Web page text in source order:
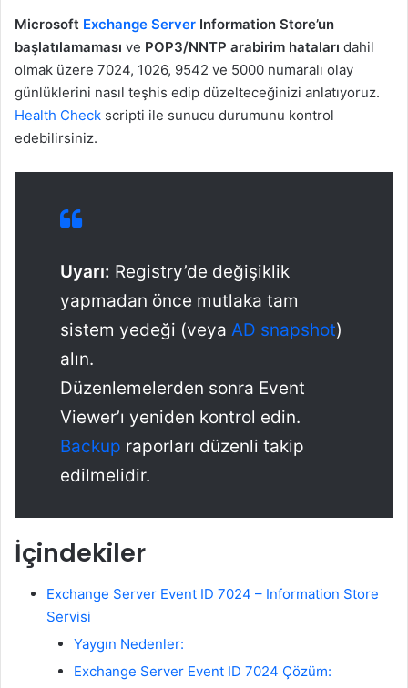
göndermek
Microsoft Exchange Server Information Store’un
başlatılamaması ve POP3/NNTP arabirim hataları dahil
olmak üzere 7024, 1026, 9542 ve 5000 numaralı olay
günlüklerini nasıl teşhis edip düzelteceğinizi anlatıyoruz.
Health Check scripti ile sunucu durumunu kontrol
edebilirsiniz.
Uyarı: Registry’de değişiklik
yapmadan önce mutlaka tam
sistem yedeği (veya AD snapshot)
alın.
Düzenlemelerden sonra Event
Viewer’ı yeniden kontrol edin.
Backup raporları düzenli takip
edilmelidir.
İçindekiler
Exchange Server Event ID 7024 – Information Store
Servisi
Yaygın Nedenler:
Exchange Server Event ID 7024 Çözüm: